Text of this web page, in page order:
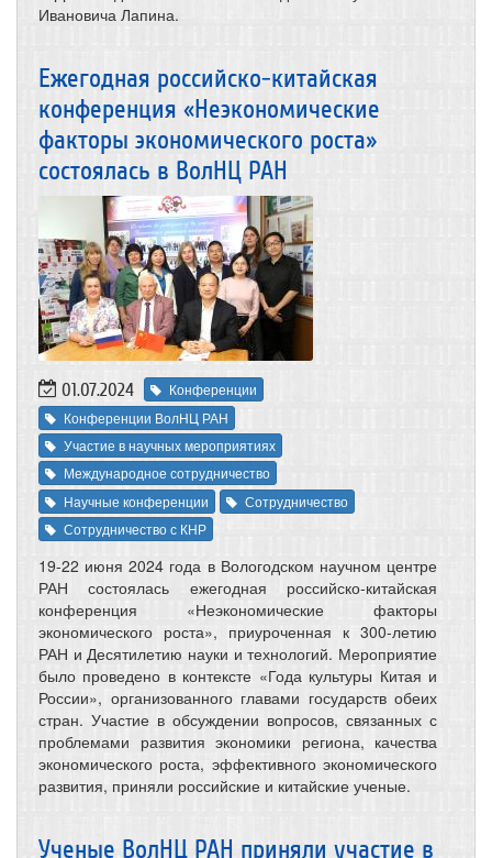
Ивановича Лапина.
Ежегодная российско-китайская
конференция «Неэкономические
факторы экономического роста»
состоялась в ВолНЦ РАН
01.07.2024
Конференции
Конференции ВолНЦ РАН
Участие в научных мероприятиях
Международное сотрудничество
Научные конференции
Сотрудничество
Сотрудничество с КНР
19-22 июня 2024 года в Вологодском научном центре
РАН состоялась ежегодная российско-китайская
конференция «Неэкономические факторы
экономического роста», приуроченная к 300-летию
РАН и Десятилетию науки и технологий. Мероприятие
было проведено в контексте «Года культуры Китая и
России», организованного главами государств обеих
стран. Участие в обсуждении вопросов, связанных с
проблемами развития экономики региона, качества
экономического роста, эффективного экономического
развития, приняли российские и китайские ученые.
Ученые ВолНЦ РАН приняли участие в